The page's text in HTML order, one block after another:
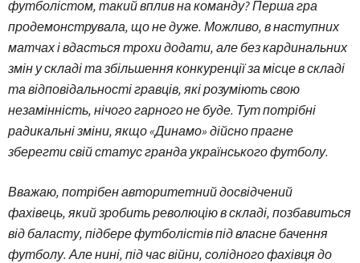
футболістом, такий вплив на команду? Перша гра
продемонструвала, що не дуже. Можливо, в наступних
матчах і вдасться трохи додати, але без кардинальних
змін у складі та збільшення конкуренції за місце в складі
та відповідальності гравців, які розуміють свою
незамінність, нічого гарного не буде. Тут потрібні
радикальні зміни, якщо «Динамо» дійсно прагне
зберегти свій статус гранда українського футболу.
Вважаю, потрібен авторитетний досвідчений
фахівець, який зробить революцію в складі, позбавиться
від баласту, підбере футболістів під власне бачення
футболу. Але нині, під час війни, солідного фахівця до